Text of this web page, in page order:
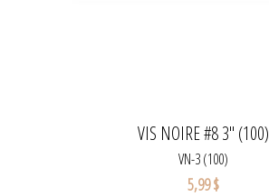
VIS NOIRE #8 3" (100)
VN-3 (100)
5,99 $